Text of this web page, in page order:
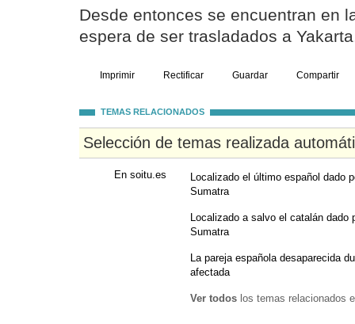
Desde entonces se encuentran en
espera de ser trasladados a
Imprimir Rectificar Guardar Compartir
TEMAS RELACIONADOS
Selección de temas realizada
En soitu.es
Localizado el último español dado
Sumatra
Localizado a salvo el catalán dado
Sumatra
La pareja española desaparecida
afectada
Ver todos los temas relacionados